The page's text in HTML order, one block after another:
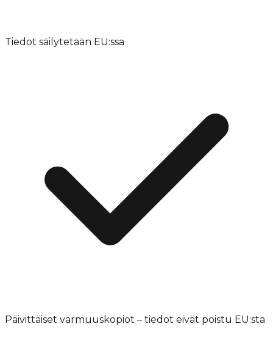
Tiedot säilytetään EU:ssa
Päivittäiset varmuuskopiot – tiedot eivät poistu EU:sta